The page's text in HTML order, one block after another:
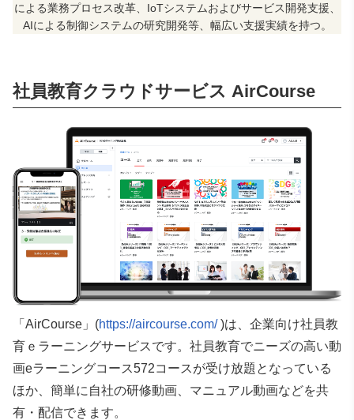
による業務プロセス改革、 IoTシステムおよびサービス開発支援、
AIによる制御システムの研究開発等、幅広い支援実績を持つ。
社員教育クラウドサービス AirCourse
「AirCourse」(https://aircourse.com/)は、企業向け社員教
育ｅラーニングサービスです。 社員教育でニーズの高い動
画eラーニングコース572コースが受け放題となっている
ほか、簡単に自社の研修動画、マニュアル動画などを共
有・配信できます。